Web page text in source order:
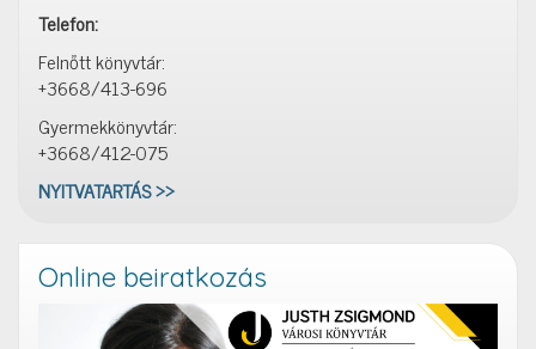
Telefon:
Felnőtt könyvtár:
+3668/413-696
Gyermekkönyvtár:
+3668/412-075
NYITVATARTÁS >>
Online beiratkozás